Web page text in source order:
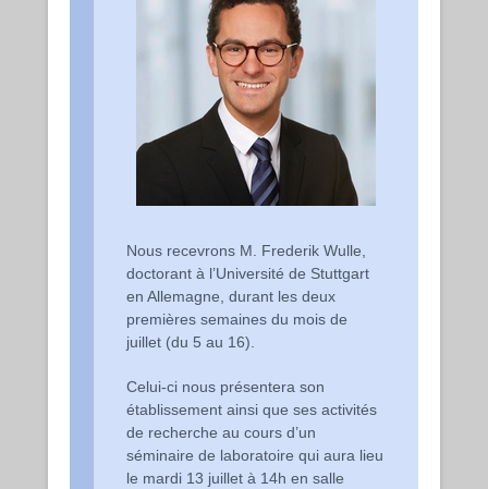
Nous recevrons M. Frederik Wulle,
doctorant à l’Université de Stuttgart
en Allemagne, durant les deux
premières semaines du mois de
juillet (du 5 au 16).
Celui-ci nous présentera son
établissement ainsi que ses activités
de recherche au cours d’un
séminaire de laboratoire qui aura lieu
le mardi 13 juillet à 14h en salle